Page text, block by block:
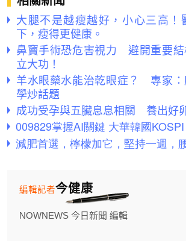
大腿不是越瘦越好，小心三高！
下，瘦得更健康。
鼻竇手術恐危害視力 避開重要結
立大功！
羊水眼藥水能治乾眼症？ 專家：
學炒話題
成功受孕與五臟息息相關 養出好
今健康
編輯記者
NOWNEWS 今日新聞 編輯